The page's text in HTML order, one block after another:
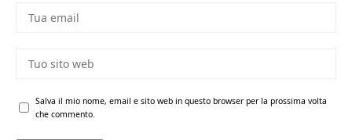
Salva il mio nome, email e sito web in questo browser per la prossima volta
che commento.